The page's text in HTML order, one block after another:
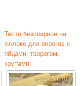
Тесто безопарное на
молоке для пирогов с
яйцами, творогом,
крупами